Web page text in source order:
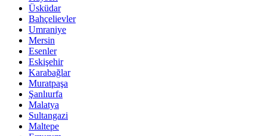
Üsküdar
Bahçelievler
Umraniye
Mersin
Esenler
Eskişehir
Karabağlar
Muratpaşa
Şanlıurfa
Malatya
Sultangazi
Maltepe